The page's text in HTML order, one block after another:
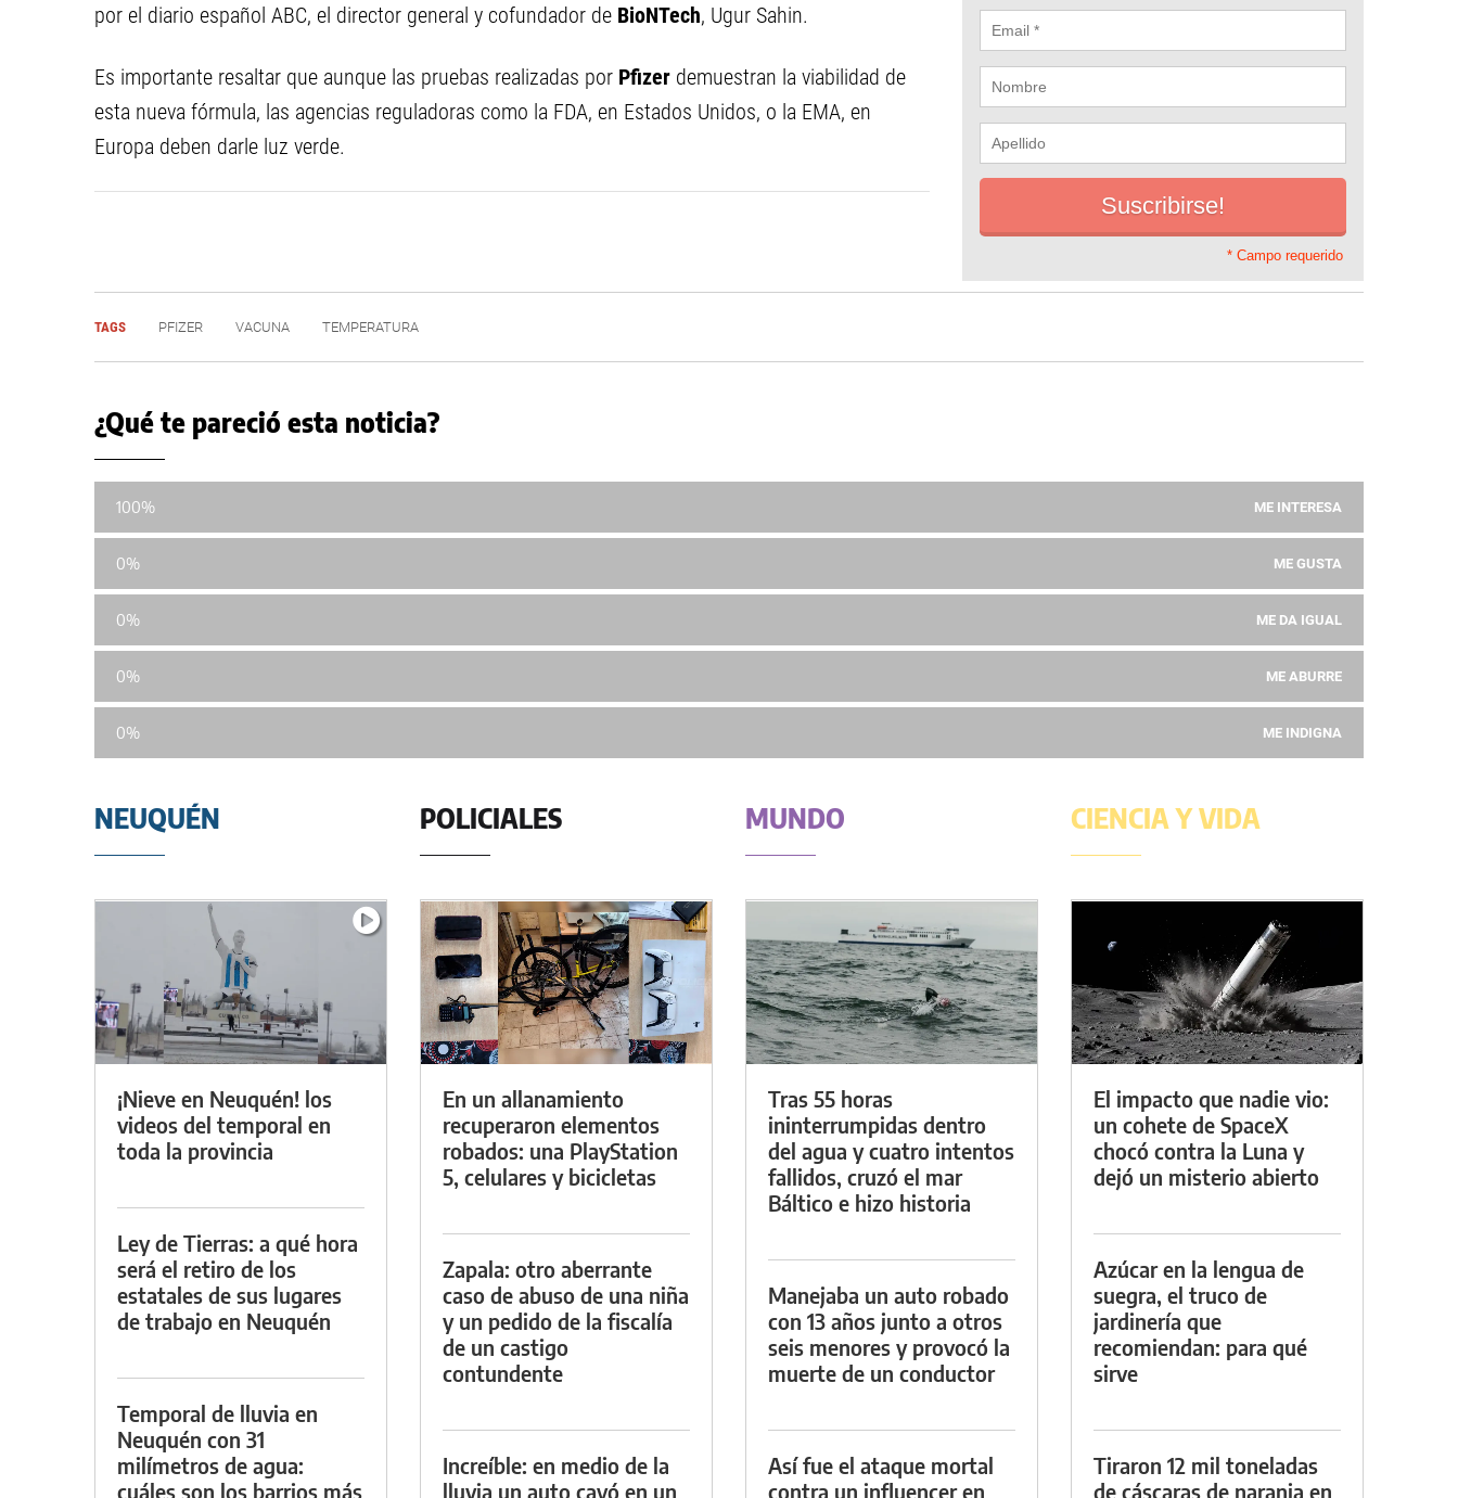
por el diario español ABC, el director general y cofundador de BioNTech, Ugur Sahin.
Es importante resaltar que aunque las pruebas realizadas por Pfizer demuestran la viabilidad de
esta nueva fórmula, las agencias reguladoras como la FDA, en Estados Unidos, o la EMA, en
Europa deben darle luz verde.
* Campo requerido
TAGS PFIZER VACUNA TEMPERATURA
¿Qué te pareció esta noticia?
100% ME INTERESA
0% ME GUSTA
0% ME DA IGUAL
0% ME ABURRE
0% ME INDIGNA
NEUQUÉN
¡Nieve en Neuquén! los
videos del temporal en
toda la provincia
Ley de Tierras: a qué hora
será el retiro de los
estatales de sus lugares
de trabajo en Neuquén
Temporal de lluvia en
Neuquén con 31
milímetros de agua:
cuáles son los barrios más
POLICIALES
En un allanamiento
recuperaron elementos
robados: una PlayStation
5, celulares y bicicletas
Zapala: otro aberrante
caso de abuso de una niña
y un pedido de la fiscalía
de un castigo
contundente
Increíble: en medio de la
lluvia un auto cayó en un
MUNDO
Tras 55 horas
ininterrumpidas dentro
del agua y cuatro intentos
fallidos, cruzó el mar
Báltico e hizo historia
Manejaba un auto robado
con 13 años junto a otros
seis menores y provocó la
muerte de un conductor
Así fue el ataque mortal
contra un influencer en
CIENCIA Y VIDA
El impacto que nadie vio:
un cohete de SpaceX
chocó contra la Luna y
dejó un misterio abierto
Azúcar en la lengua de
suegra, el truco de
jardinería que
recomiendan: para qué
sirve
Tiraron 12 mil toneladas
de cáscaras de naranja en